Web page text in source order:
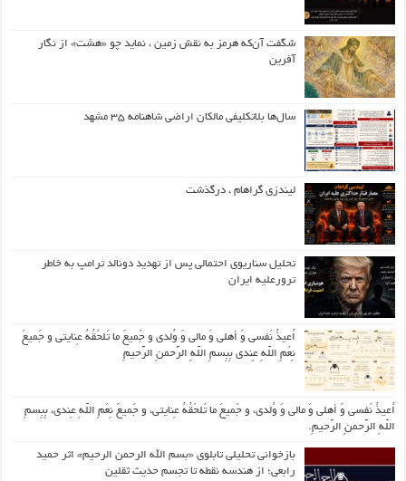
شگفت آن‌که هرمز به نقش زمین ، نماید چو «هشت» از نگار
آفرین
سال‌ها بلاتکلیفی مالکان اراضی شاهنامه ۳۵ مشهد
لیندزی گراهام ، درگذشت
تحلیل سناریوی احتمالی پس از تهدید دونالد ترامپ به خاطر
ترورعلیه ایران
اُعیذُ نَفسی وَ أهلی وَ مالی وَ وُلدی و جَمیعَ ما تَلحَقُهُ عِنایتی و جَمیعَ
نِعَمِ اللّهِ عِندی بِبِسمِ اللّهِ الرَّحمنِ الرَّحیمِ
اُعیذُ نَفسی وَ أهلی وَ مالی وَ وُلدی، و جَمیعَ ما تَلحَقُهُ عِنایتی، و جَمیعَ نِعَمِ اللّهِ عِندی، بِبِسمِ
اللّهِ الرَّحمنِ الرَّحیمِ.
بازخوانی تحلیلی تابلوی «بسم الله الرحمن الرحیم» اثر حمید
رابعی؛ از هندسه نقطه تا تجسم حدیث ثقلین